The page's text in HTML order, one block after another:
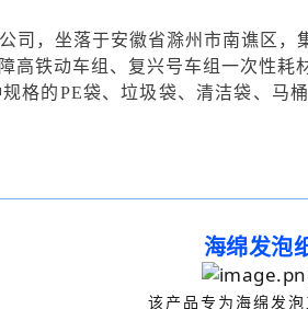
司，坐落于安徽省滁州市南谯区
高铁动车组、复兴号车组一次性
格的PE袋、垃圾袋、清洁袋、
海绵发泡
该产品专为海绵发泡